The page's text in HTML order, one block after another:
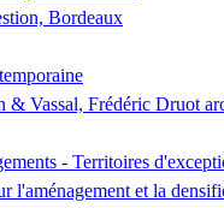
Bordeaux
Vassal, Frédéric Druot
- Territoires
l'aménagement et la